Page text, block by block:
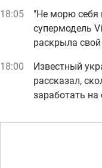
18:05
"Не морю себя
супермодель
раскрыла свой
18:00
Известный
рассказал,
заработать